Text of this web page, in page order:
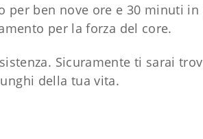
ben nove ore e 30 minuti in
per la forza del core.
Sicuramente ti sarai
della tua vita.